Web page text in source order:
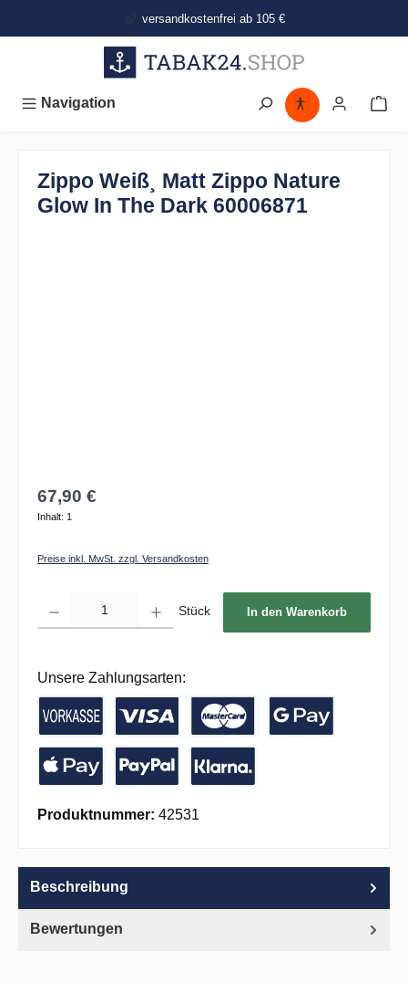
versandkostenfrei ab 105 €
Navigation
Zippo Weiß¸ Matt Zippo Nature
Glow In The Dark 60006871
67,90 €
Inhalt: 1
Preise inkl. MwSt. zzgl. Versandkosten
Stück In den Warenkorb
Unsere Zahlungsarten:
Vorkasse / Banküberweisung
Kreditkarte
Produktnummer: 42531
Beschreibung
Bewertungen